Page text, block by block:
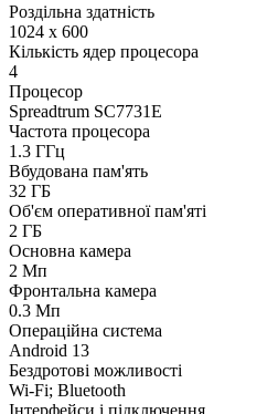
Роздільна здатність
1024 х 600
Кількість ядер процесора
4
Процесор
Spreadtrum SC7731E
Частота процесора
1.3 ГГц
Вбудована пам'ять
32 ГБ
Об'єм оперативної пам'яті
2 ГБ
Основна камера
2 Мп
Фронтальна камера
0.3 Мп
Операційна система
Android 13
Бездротові можливості
Wi-Fi; Bluetooth
Інтерфейси і підключення